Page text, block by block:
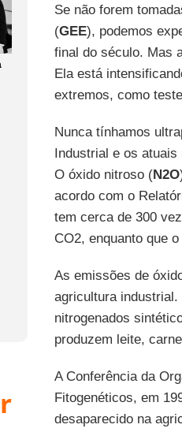
Se não forem
(GEE), podemos
final do século. Mas
Ela está
extremos, como
Nunca tínhamos
Industrial e os atuais
O óxido nitroso (N2O
acordo com o
tem cerca de 300
CO2, enquanto que
As emissões de
agricultura
nitrogenados
produzem leite,
A Conferência da
Fitogenéticos, em
desaparecido na